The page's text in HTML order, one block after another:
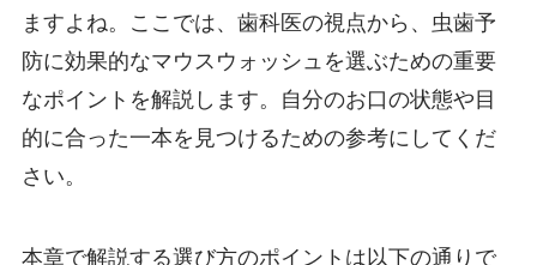
ますよね。ここでは、歯科医の視点から、虫歯予
防に効果的なマウスウォッシュを選ぶための重要
なポイントを解説します。自分のお口の状態や目
的に合った一本を見つけるための参考にしてくだ
さい。
本章で解説する選び方のポイントは以下の通りで